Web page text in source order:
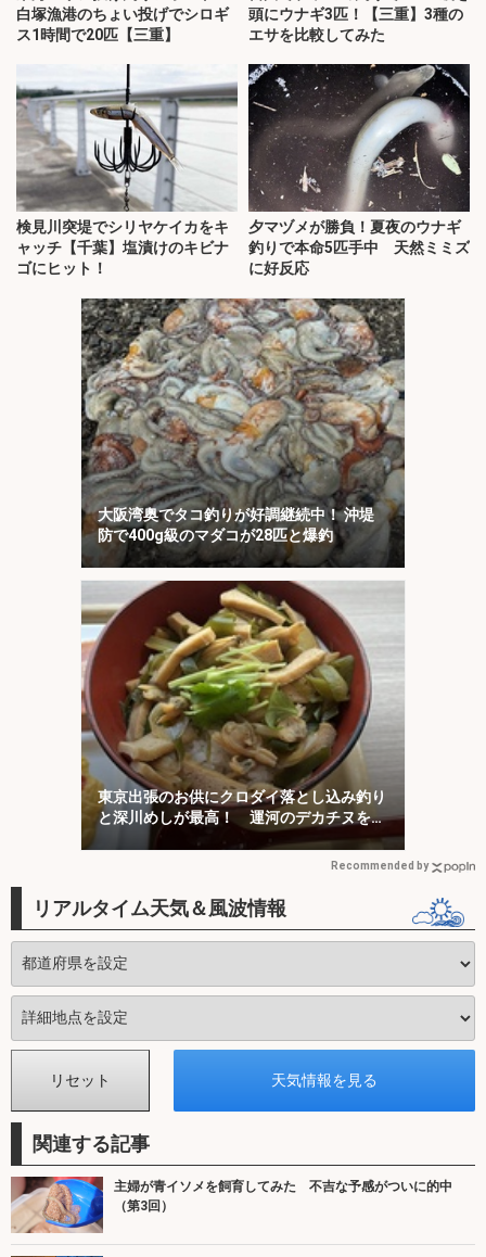
白塚漁港のちょい投げでシロギ
ス1時間で20匹【三重】
頭にウナギ3匹！【三重】3種の
エサを比較してみた
検見川突堤でシリヤケイカをキ
ャッチ【千葉】塩漬けのキビナ
ゴにヒット！
夕マヅメが勝負！夏夜のウナギ
釣りで本命5匹手中 天然ミミズ
に好反応
大阪湾奥でタコ釣りが好調継続中！ 沖堤
防で400g級のマダコが28匹と爆釣
東京出張のお供にクロダイ落とし込み釣り
と深川めしが最高！ 運河のデカチヌを狙
Recommended by
リアルタイム天気＆風波情報
関連する記事
主婦が青イソメを飼育してみた 不吉な予感がついに的中
（第3回）